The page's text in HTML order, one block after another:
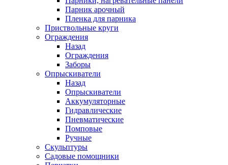
Парник арочный
Пленка для парника
Приствольные круги
Ограждения
Назад
Ограждения
Заборы
Опрыскиватели
Назад
Опрыскиватели
Аккумуляторные
Гидравлические
Пневматические
Помповые
Ручные
Скульптуры
Садовые помощники